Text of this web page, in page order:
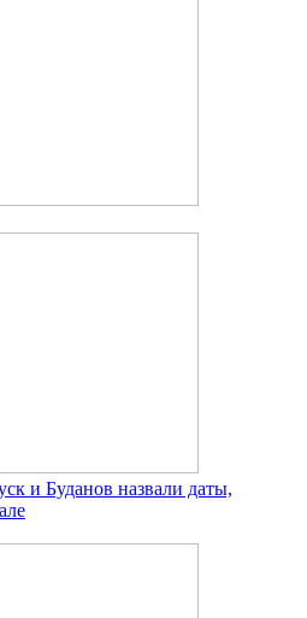
и Буданов назвали даты,